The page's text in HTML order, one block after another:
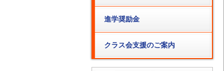
進学奨励金
クラス会支援のご案内